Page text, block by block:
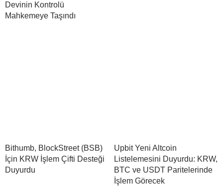
Devinin Kontrolü
Mahkemeye Taşındı
Bithumb, BlockStreet (BSB)
İçin KRW İşlem Çifti Desteği
Duyurdu
Upbit Yeni Altcoin
Listelemesini Duyurdu: KRW,
BTC ve USDT Paritelerinde
İşlem Görecek